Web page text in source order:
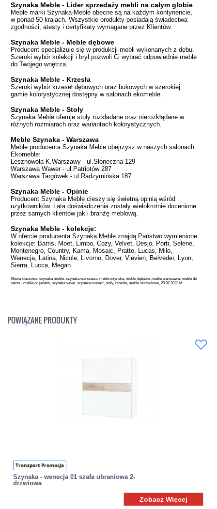
Szynaka Meble - Lider sprzedaży mebli na całym globie
Meble marki Szynaka-Meble obecne są na każdym kontynencie,
w ponad 50 krajach. Wszystkie produkty posiadają świadectwa
zgodności, atesty i certyfikaty wymagane przez Klientów.
Szynaka Meble - Meble dębowe
Producent specjalizuje się w produkcji mebli wykonanych z dębu.
Szeroki wybór kolekcji i brył pozwoli Ci wybrać odpowiednie meble
do Twojego wnętrza.
Szynaka Meble - Krzesła
Szeroki wybór krzeseł dębowych oraz bukowych w szerokiej
gamie kolorystycznej dostępny w salonach ekomeble.
Szynaka Meble - Stoły
Szynaka Meble oferuje stoły rozkładane oraz nierozkłądane w
różnych rozmiarach oraz wariantach kolorystycznych.
Meble Szynaka - Warszawa
Meble producenta Szynaka Meble obejrzysz w naszych salonach
Ekomeble:
Lesznowola K.Warszawy - ul.Słoneczna 129
Warszawa Wawer - ul.Patriotów 287
Warszawa Targówek - ul.Radzymińska 187
Szynaka Meble - Opinie
Producent Szynaka Meble cieszy się świetną opinią wśród
użytkowników. Lata doświadczenia zostały wielokrotnie docenione
przez samych klientów jak i branżę meblową.
Szynaka Meble - kolekcje:
W ofercie producenta Szynaka Meble znajdą Państwo wymienione
kolekcje: Barris, Moet, Limbo, Cozy, Velvet, Desjo, Porti, Selene,
Montenegro, Country, Kama, Mosaic, Pratto, Lucas, Milo,
Wenecja, Latina, Nicole, Livorno, Dover, Vievien, Belveder, Lyon,
Sierra, Lucca, Megan
Słowa kluczowe: szynaka meble, szynaka warszawa, meble szynaka, meble dębowe, meble warszawa, meble do
salonu, meble do jadalni, szynaka vevet, szynaka mosaic, stoły, krzesła, meble skrzyniowe, 20.02.2023 M
POWIĄZANE PRODUKTY
Transport Promocja
Szynaka - wenecja 01 szafa ubraniowa 2-
drzwiowa
Zobacz Więcej